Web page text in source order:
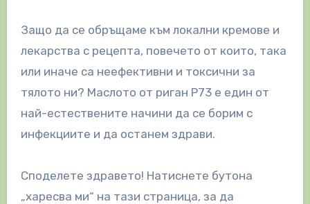
Защо да се обръщаме към локални кремове и
лекарства с рецепта, повечето от които, така
или иначе са неефективни и токсични за
тялото ни? Маслото от риган P73 е един от
най-естествените начини да се борим с
инфекциите и да останем здрави.
Споделете здравето! Натиснете бутона
„харесва ми“ на тази страница, за да